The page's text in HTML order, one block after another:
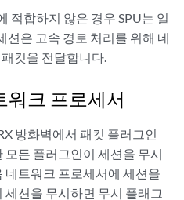
적합하지 않은 경우 SPU는 일
션은 고속 경로 처리를 위해 네
킷을 전달합니다.
워크 프로세서
방화벽에서 패킷 플러그인
든 플러그인이 세션을 무시
네트워크 프로세서에 세션을
션을 무시하면 무시 플래그